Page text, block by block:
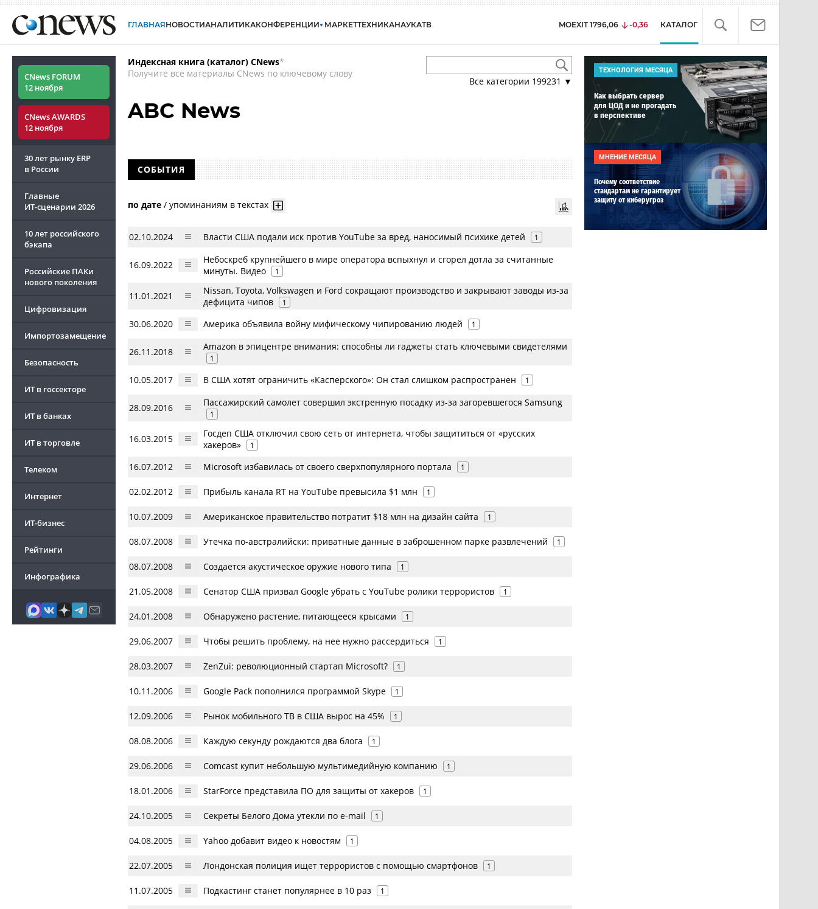
ГЛАВНАЯНОВОСТИАНАЛИТИКАКОНФЕРЕНЦИИ МАРКЕТТЕХНИКАНАУКАТВ MOEXIT 1796,06 -0,36 КАТАЛОГ
CNews FORUM
12 ноября
CNews AWARDS
12 ноября
30 лет рынку ERP
в России
Главные
ИТ-сценарии 2026
10 лет российского
бэкапа
Российские ПАКи
нового поколения
Цифровизация
Импортозамещение
Безопасность
ИТ в госсекторе
ИТ в банках
ИТ в торговле
Телеком
Интернет
ИТ-бизнес
Рейтинги
Инфографика
Индексная книга (каталог) CNews*
Получите все материалы CNews по ключевому слову
Все категории 199231 ▼
ABC News
СОБЫТИЯ
по дате / упоминаниям в текстах
02.10.2024 Власти США подали иск против YouTube за вред, наносимый психике детей 1
16.09.2022
Небоскреб крупнейшего в мире оператора вспыхнул и сгорел дотла за считанные
минуты. Видео
1
11.01.2021
Nissan, Toyota, Volkswagen и Ford сокращают производство и закрывают заводы из-за
дефицита чипов
1
30.06.2020 Америка объявила войну мифическому чипированию людей 1
26.11.2018 Amazon в эпицентре внимания: способны ли гаджеты стать ключевыми свидетелями
1
10.05.2017 В США хотят ограничить «Касперского»: Он стал слишком распространен 1
28.09.2016 Пассажирский самолет совершил экстренную посадку из-за загоревшегося Samsung
1
16.03.2015
Госдеп США отключил свою сеть от интернета, чтобы защититься от «русских
хакеров»
1
16.07.2012 Microsoft избавилась от своего сверхпопулярного портала 1
02.02.2012 Прибыль канала RT на YouTube превысила $1 млн 1
10.07.2009 Американское правительство потратит $18 млн на дизайн сайта 1
08.07.2008 Утечка по-австралийски: приватные данные в заброшенном парке развлечений 1
08.07.2008 Создается акустическое оружие нового типа 1
21.05.2008 Сенатор США призвал Google убрать с YouTube ролики террористов 1
24.01.2008 Обнаружено растение, питающееся крысами 1
29.06.2007 Чтобы решить проблему, на нее нужно рассердиться 1
28.03.2007 ZenZui: революционный стартап Microsoft? 1
10.11.2006 Google Pack пополнился программой Skype 1
12.09.2006 Рынок мобильного ТВ в США вырос на 45% 1
08.08.2006 Каждую секунду рождаются два блога 1
29.06.2006 Comcast купит небольшую мультимедийную компанию 1
18.01.2006 StarForce представила ПО для защиты от хакеров 1
24.10.2005 Секреты Белого Дома утекли по e-mail 1
04.08.2005 Yahoo добавит видео к новостям 1
22.07.2005 Лондонская полиция ищет террористов с помощью смартфонов 1
11.07.2005 Подкастинг станет популярнее в 10 раз 1
ТЕХНОЛОГИЯ МЕСЯЦА
Как выбрать сервер
для ЦОД и не прогадать
в перспективе
МНЕНИЕ МЕСЯЦА
Почему соответствие
стандартам не гарантирует
защиту от киберугроз